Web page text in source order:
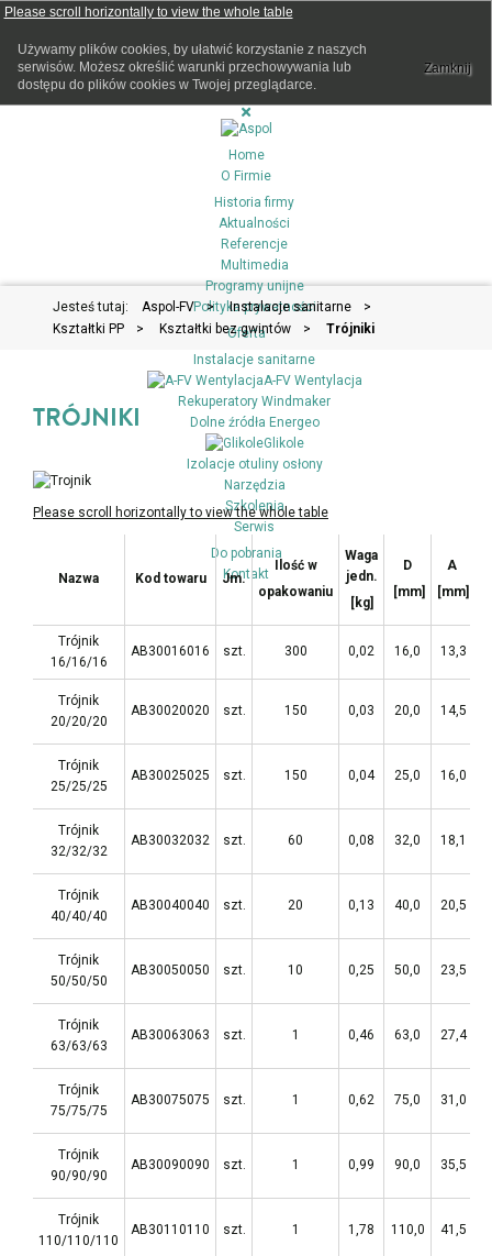
Home
O Firmie
Historia firmy
Aktualności
Referencje
Multimedia
Programy unijne
Polityka prywatności
Oferta
Instalacje sanitarne
A-FV Wentylacja
Rekuperatory Windmaker
Dolne źródła Energeo
Glikole
Izolacje otuliny osłony
Narzędzia
Szkolenia
Serwis
Do pobrania
Kontakt
Jesteś tutaj: Aspol-FV > Instalacje sanitarne
>
Kształtki PP
> Kształtki bez gwintów > Trójniki
TRÓJNIKI
Nazwa Kod towaru Jm.
Ilość w
opakowaniu
Waga
jedn.
[kg]
D
[mm]
A
[mm]
Trójnik
16/16/16
AB30016016 szt. 300 0,02 16,0 13,3
Trójnik
20/20/20
AB30020020 szt. 150 0,03 20,0 14,5
Trójnik
25/25/25
AB30025025 szt. 150 0,04 25,0 16,0
Trójnik
32/32/32
AB30032032 szt. 60 0,08 32,0 18,1
Trójnik
40/40/40
AB30040040 szt. 20 0,13 40,0 20,5
Trójnik
50/50/50
AB30050050 szt. 10 0,25 50,0 23,5
Trójnik
63/63/63
AB30063063 szt. 1 0,46 63,0 27,4
Trójnik
75/75/75
AB30075075 szt. 1 0,62 75,0 31,0
Trójnik
90/90/90
AB30090090 szt. 1 0,99 90,0 35,5
Trójnik
110/110/110
AB30110110 szt. 1 1,78 110,0 41,5
Używamy plików cookies, by ułatwić korzystanie z naszych
serwisów. Możesz określić warunki przechowywania lub
dostępu do plików cookies w Twojej przeglądarce.
Zamknij